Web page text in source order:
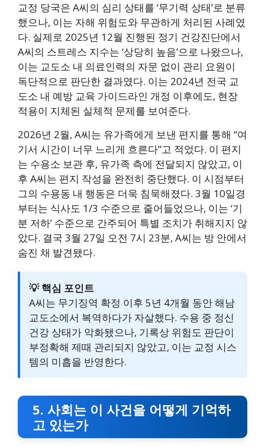
교정 당국은 A씨의 심리 상태를 ‘무기력 상태’로 분류
했으나, 이는 자해 위험도와 무관하게 처리된 사례였
다. 실제로 2025년 12월 진행된 정기 건강진단에서
A씨의 스트레스 지수는 ‘상당히 높음’으로 나왔으나,
이는 교도소 내 의료인력의 자문 없이 관리 요원이
독단적으로 판단한 결과였다. 이는 2024년 전국 교
도소 내 예방 교육 가이드라인 개정 이후에도, 현장
적용이 지체된 실체적 문제를 보여준다.
2026년 2월, A씨는 유가족에게 보낸 편지를 통해 “여
기서 시간이 너무 느리게 흐른다”고 적었다. 이 편지
는 수용소 보관 후, 유가족 측에 전달되지 않았고, 이
후 A씨는 편지 작성을 완전히 중단했다. 이 시점부터
그의 수용동 내 행동은 더욱 침묵해졌다. 3월 10일경
부터는 식사도 1/3 수준으로 줄어들었으나, 이는 ‘기
분 저하’ 수준으로 간주되어 특별 조치가 취해지지 않
았다. 결국 3월 27일 오전 7시 23분, A씨는 방 안에서
숨진 채 발견됐다.
💡 핵심 포인트
A씨는 무기징역 확정 이후 5년 4개월 동안 해남
교도소에서 복역하다가 자살했다. 수용 중 정신
건강 상태가 악화됐으나, 기록상 위험도 판단이
부정확해 제때 관리되지 않았고, 이는 교정 시스
템의 미흡을 반영한다.
5. 사회는 이 사건을 어떻게 기억하
고 있는가